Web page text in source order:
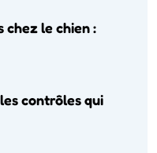
chez le chien :
contrôles qui